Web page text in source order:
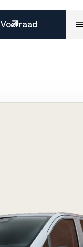
Voorraad